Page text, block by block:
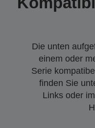
Die unten
einem oder
Serie
finden Sie
Links oder